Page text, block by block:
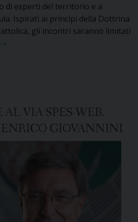
di esperti del territorio e a
Ispirati ai principi della Dottrina
gli incontri saranno limitati
Hai
ti
appassiona
»
AL VIA SPES-WEB.
GIOVANNINI